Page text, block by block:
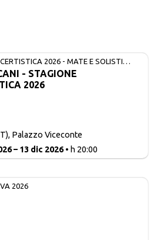
2026 - MATE E SOLISTI
- STAGIONE
2026
Palazzo Viceconte
– 13 dic 2026• h 20:00
2026